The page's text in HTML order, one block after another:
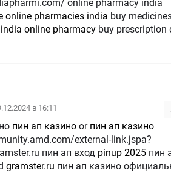
online pharmacy india
online pharmacies india buy
india online pharmacy buy prescription
в 16:11
пин ап казино or пин ап казино
external-link.jspa?
пин ап вход pinup 2025 пин
gramster.ru пин ап казино